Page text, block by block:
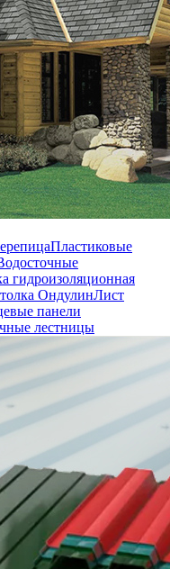
Пластиковые
гидроизоляционная
ОндулинЛист
панели
лестницы